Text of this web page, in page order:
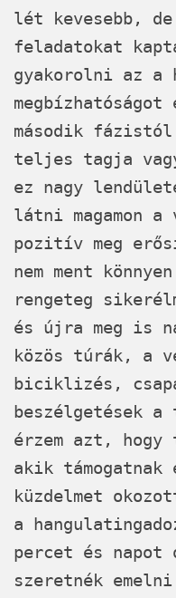
lét kevesebb,
feladatokat
gyakorolni az a
második fázistól
teljes tagja
ez nagy
látni magamon
pozitív meg
nem ment
rengeteg
és újra meg is
közös túrák, a
biciklizés,
beszélgetések
érzem azt, hogy
akik támogatnak
küzdelmet
a
percet és
szeretnék